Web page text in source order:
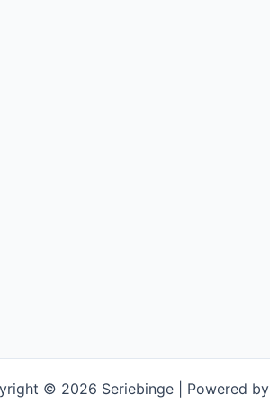
© 2026 Seriebinge | Powered by